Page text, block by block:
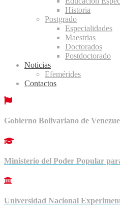
Historia
Postgrado
Especialidades
Maestrias
Doctorados
Postdoctorado
Noticias
Efemérides
Contactos
Gobierno Bolivariano de
Ministerio del Poder Popular
Universidad Nacional